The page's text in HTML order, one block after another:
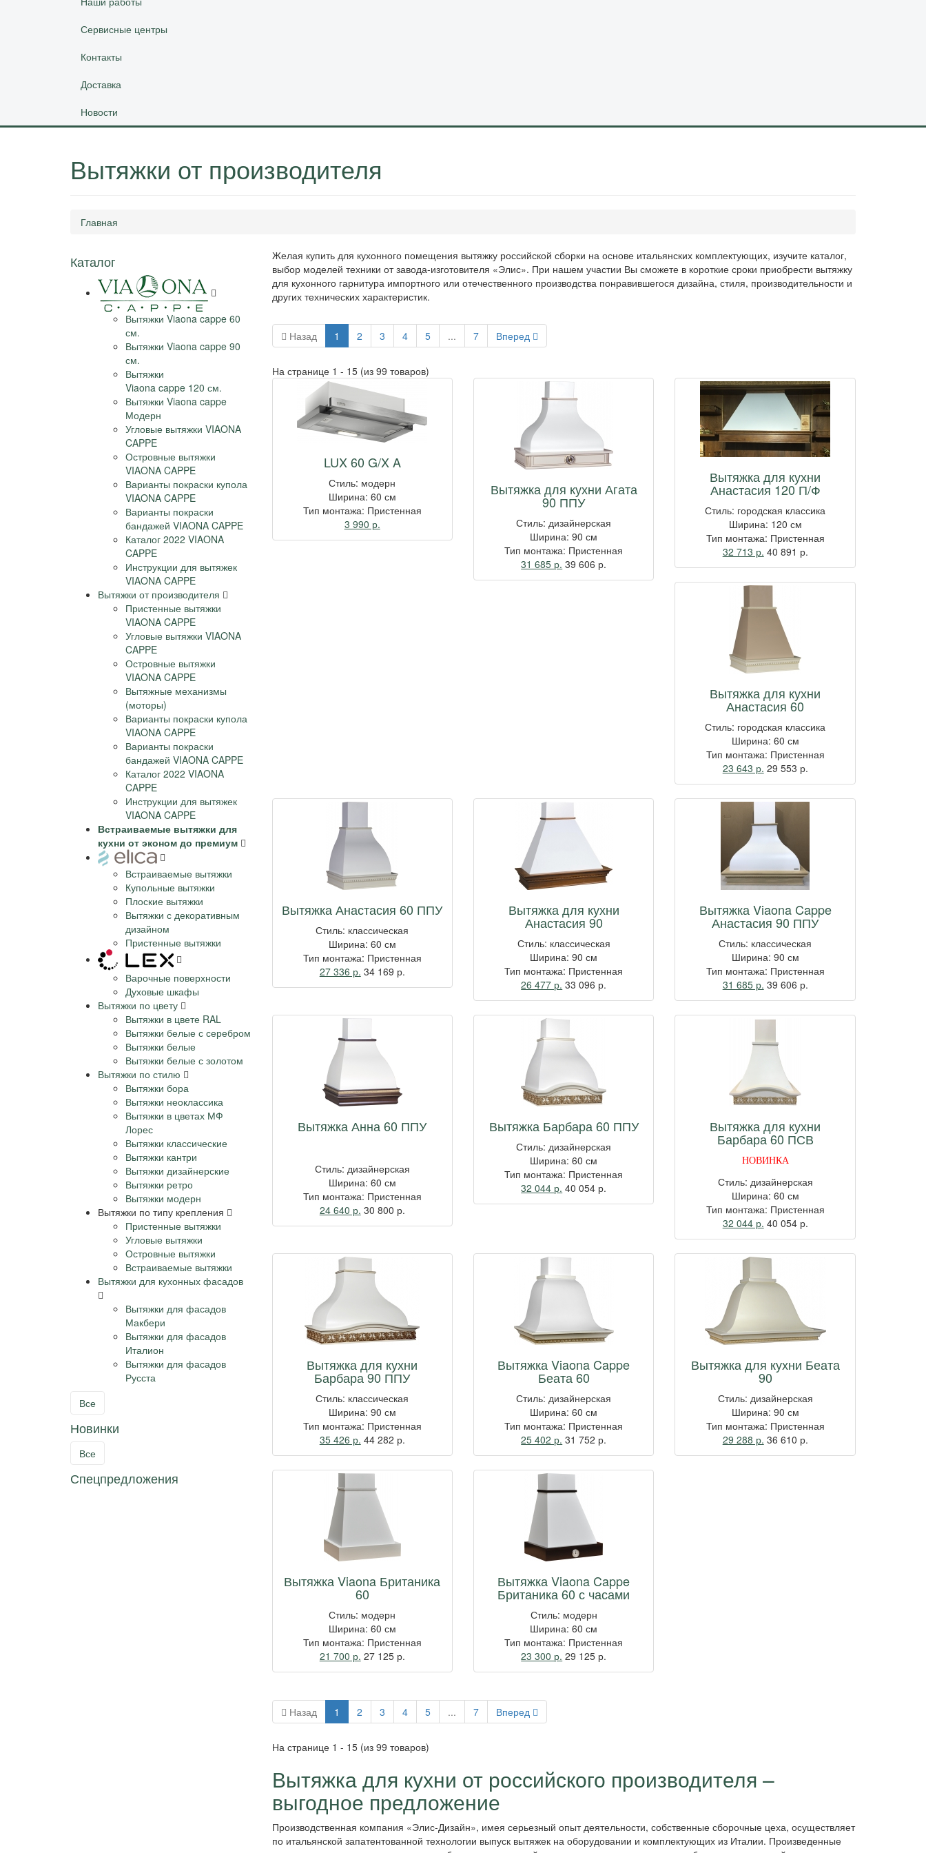
Сервисные центры
Контакты
Доставка
Новости
Вытяжки от производителя
Главная
Каталог
Вытяжки Viaona cappe 60
см.
Вытяжки Viaona cappe 90
см.
Вытяжки
Viaona cappe 120 см.
Вытяжки Viaona cappe
Модерн
Угловые вытяжки VIAONA
CAPPE
Островные вытяжки
VIAONA CAPPE
Варианты покраски купола
VIAONA CAPPE
Варианты покраски
бандажей VIAONA CAPPE
Каталог 2022 VIAONA
CAPPE
Инструкции для вытяжек
VIAONA CAPPE
Вытяжки от производителя
Пристенные вытяжки
VIAONA CAPPE
Угловые вытяжки VIAONA
CAPPE
Островные вытяжки
VIAONA CAPPE
Вытяжные механизмы
(моторы)
Варианты покраски купола
VIAONA CAPPE
Варианты покраски
бандажей VIAONA CAPPE
Каталог 2022 VIAONA
CAPPE
Инструкции для вытяжек
VIAONA CAPPE
Встраиваемые вытяжки для
кухни от эконом до премиум
Встраиваемые вытяжки
Купольные вытяжки
Плоские вытяжки
Вытяжки с декоративным
дизайном
Пристенные вытяжки
Варочные поверхности
Духовые шкафы
Вытяжки по цвету
Вытяжки в цвете RAL
Вытяжки белые с серебром
Вытяжки белые
Вытяжки белые с золотом
Вытяжки по стилю
Вытяжки бора
Вытяжки неоклассика
Вытяжки в цветах МФ
Лорес
Вытяжки классические
Вытяжки кантри
Вытяжки дизайнерские
Вытяжки ретро
Вытяжки модерн
Вытяжки по типу крепления
Пристенные вытяжки
Угловые вытяжки
Островные вытяжки
Встраиваемые вытяжки
Вытяжки для кухонных фасадов
Вытяжки для фасадов
Макбери
Вытяжки для фасадов
Италион
Вытяжки для фасадов
Русста
Все
Новинки
Все
Спецпредложения
Желая купить для кухонного помещения вытяжку российской сборки на основе итальянских комплектующих, изучите каталог,
выбор моделей техники от завода-изготовителя «Элис». При нашем участии Вы сможете в короткие сроки приобрести вытяжку
для кухонного гарнитура импортного или отечественного производства понравившегося дизайна, стиля, производительности и
других технических характеристик.
Назад 1 2 3 4 5 ... 7 Вперед
На странице 1 - 15 (из 99 товаров)
LUX 60 G/X A
Стиль: модерн
Ширина: 60 см
Тип монтажа: Пристенная
3 990 р.
Вытяжка для кухни Агата
90 ППУ
Стиль: дизайнерская
Ширина: 90 см
Тип монтажа: Пристенная
31 685 р. 39 606 р.
Вытяжка для кухни
Анастасия 120 П/Ф
Стиль: городская классика
Ширина: 120 см
Тип монтажа: Пристенная
32 713 р. 40 891 р.
Вытяжка для кухни
Анастасия 60
Стиль: городская классика
Ширина: 60 см
Тип монтажа: Пристенная
23 643 р. 29 553 р.
Вытяжка Анастасия 60 ППУ
Стиль: классическая
Ширина: 60 см
Тип монтажа: Пристенная
27 336 р. 34 169 р.
Вытяжка для кухни
Анастасия 90
Стиль: классическая
Ширина: 90 см
Тип монтажа: Пристенная
26 477 р. 33 096 р.
Вытяжка Viaona Cappe
Анастасия 90 ППУ
Стиль: классическая
Ширина: 90 см
Тип монтажа: Пристенная
31 685 р. 39 606 р.
Вытяжка Анна 60 ППУ
Стиль: дизайнерская
Ширина: 60 см
Тип монтажа: Пристенная
24 640 р. 30 800 р.
Вытяжка Барбара 60 ППУ
Стиль: дизайнерская
Ширина: 60 см
Тип монтажа: Пристенная
32 044 р. 40 054 р.
Вытяжка для кухни
Барбара 60 ПСВ
НОВИНКА
Стиль: дизайнерская
Ширина: 60 см
Тип монтажа: Пристенная
32 044 р. 40 054р.
Вытяжка для кухни
Барбара 90 ППУ
Стиль: классическая
Ширина: 90 см
Тип монтажа: Пристенная
35 426 р. 44 282 р.
Вытяжка Viaona Cappe
Беата 60
Стиль: дизайнерская
Ширина: 60 см
Тип монтажа: Пристенная
25 402 р. 31 752 р.
Вытяжка для кухни Беата
90
Стиль: дизайнерская
Ширина: 90 см
Тип монтажа: Пристенная
29 288 р. 36 610 р.
Вытяжка Viaona Британика
60
Стиль: модерн
Ширина: 60 см
Тип монтажа: Пристенная
21 700 р. 27 125р.
Вытяжка Viaona Cappe
Британика 60 с часами
Стиль: модерн
Ширина: 60 см
Тип монтажа: Пристенная
23 300 р. 29 125 р.
Назад 1 2 3 4 5 ... 7 Вперед
На странице 1 - 15 (из 99 товаров)
Вытяжка для кухни от российского производителя –
выгодное предложение
Производственная компания «Элис-Дизайн», имея серьезный опыт деятельности, собственные сборочные цеха, осуществляет
по итальянской запатентованной технологии выпуск вытяжек на оборудовании и комплектующих из Италии. Произведенные